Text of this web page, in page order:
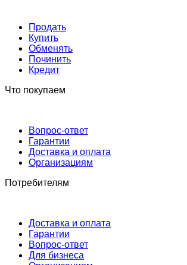
Продать
Купить
Обменять
Починить
Кредит
Что покупаем
Вопрос-ответ
Гарантии
Доставка и оплата
Организациям
Потребителям
Доставка и оплата
Гарантии
Вопрос-ответ
Для бизнеса